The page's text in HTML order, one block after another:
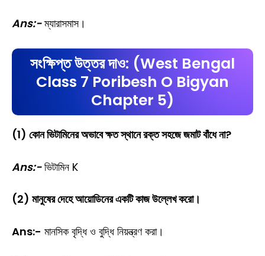
Ans:-ম্যারাসমাস।
সংক্ষিপ্ত উত্তর দাও: (West Bengal
Class 7 Poribesh O Bigyan
Chapter 5)
(1) কোন ভিটামিনের অভাবে ক্ষত স্থানে রক্ত সহজে জমাট বাঁধে না?
Ans:-ভিটামিন K
(2) মানুষের দেহে আয়োডিনের একটি কাজ উল্লেখ করো।
Ans:- মানসিক বৃদ্ধি ও বুদ্ধি নিয়ন্ত্রণ করা।